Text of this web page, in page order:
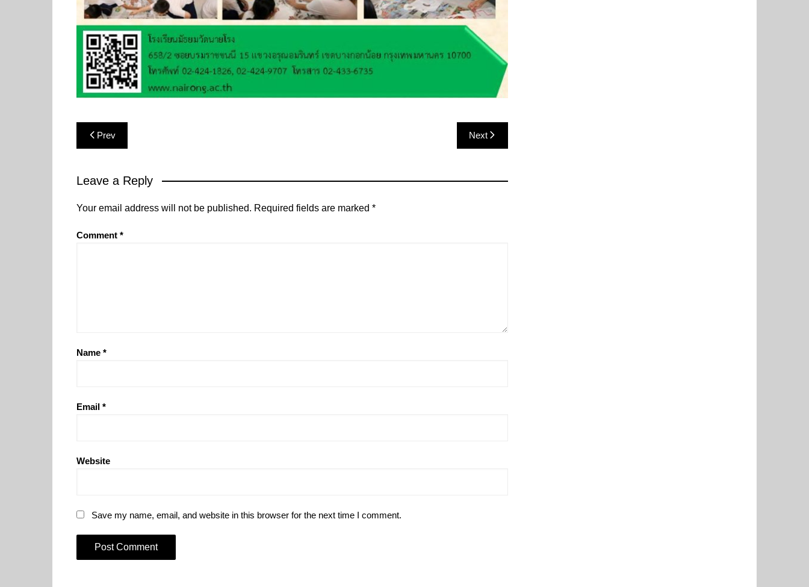
Post
navigation
Prev Next
Leave a Reply
Your email address will not be published. Required fields are marked *
Comment *
Name *
Email *
Website
Save my name, email, and website in this browser for the next time I comment.